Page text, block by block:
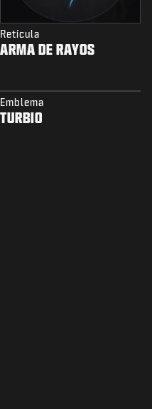
Retícula
ARMA DE RAYOS
Emblema
TURBIO